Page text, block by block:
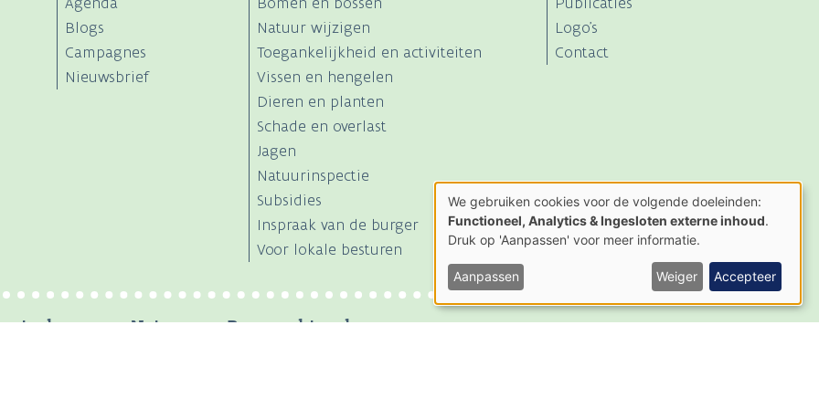
Blogs
Campagnes
Nieuwsbrief
Natuur wijzigen
Toegankelijkheid en activiteiten
Vissen en hengelen
Dieren en planten
Schade en overlast
Jagen
Natuurinspectie
Subsidies
Inspraak van de burger
Voor lokale besturen
Logo's
Contact
voor Natuur en Bos werkt ook mee aan:
Gebruik
van
persoonsgegevens
cookies
We gebruiken cookies voor de volgende doeleinden:
Functioneel, Analytics & Ingesloten externe inhoud.
Druk op 'Aanpassen' voor meer informatie.
Aanpassen Weiger Accepteer